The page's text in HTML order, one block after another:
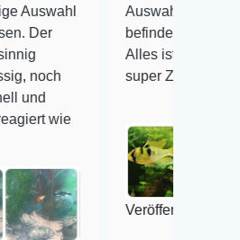
Auswahl plus
befinden der Fische
Alles ist quick lebendig und
super Zustand. Gerne wieder
Veröffentlicht auf Google